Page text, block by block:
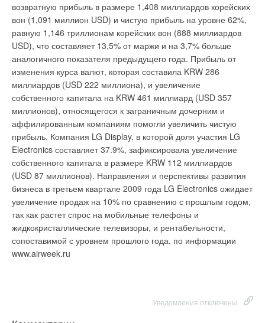
возвратную прибыль в размере 1,408 миллиардов корейских
вон (1,091 миллион USD) и чистую прибыль на уровне 62%,
равную 1,146 триллионам корейских вон (888 миллиардов
USD), что составляет 13,5% от маржи и на 3,7% больше
аналогичного показателя предыдущего года. Прибыль от
изменения курса валют, которая составила KRW 286
миллиардов (USD 222 миллиона), и увеличение
собственного капитала на KRW 461 миллиард (USD 357
миллионов), относящегося к заграничным дочерним и
аффилированным компаниям помогли увеличить чистую
прибыль. Компания LG Display, в которой доля участия LG
Electronics составляет 37.9%, зафиксировала увеличение
собственного капитала в размере KRW 112 миллиардов
(USD 87 миллионов). Направления и перспективы развития
бизнеса в третьем квартале 2009 года LG Electronics ожидает
увеличение продаж на 10% по сравнению с прошлым годом,
так как растет спрос на мобильные телефоны и
жидкокристаллические телевизоры, и рентабельности,
сопоставимой с уровнем прошлого года. по информации
www.airweek.ru
Уведомления отключены